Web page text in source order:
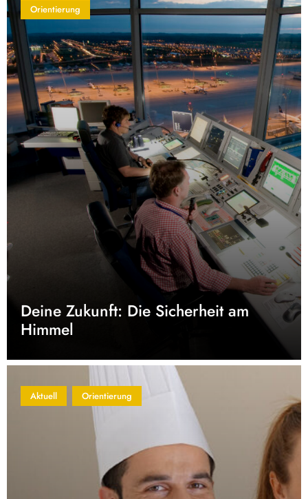
Orientierung
Deine Zukunft: Die Sicherheit am
Himmel
Aktuell Orientierung